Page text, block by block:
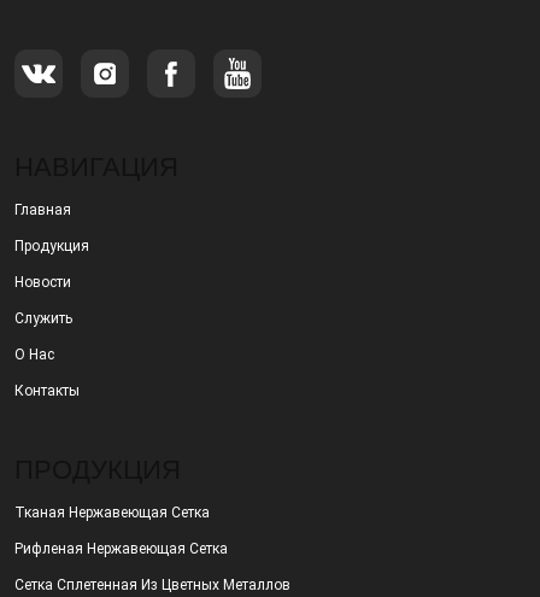
Главная
Продукция
Новости
Служить
О Нас
Контакты
Тканая Нержавеющая Сетка
Рифленая Нержавеющая Сетка
Сетка Сплетенная Из Цветных Металлов